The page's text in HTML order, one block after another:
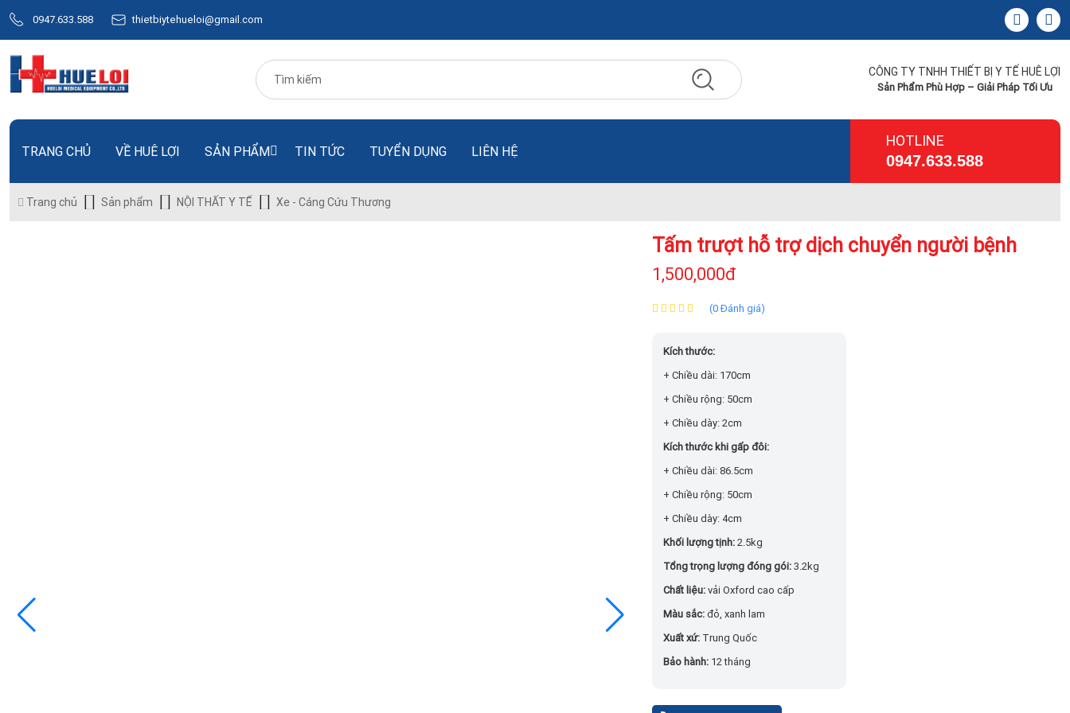
0947.633.588 thietbiytehueloi@gmail.com
CÔNG TY TNHH THIẾT BỊ Y TẾ HUÊ LỢI
Sản Phẩm Phù Hợp – Giải Pháp Tối Ưu
TRANG CHỦ VỀ HUÊ LỢI SẢN PHẨM TIN TỨC TUYỂN DỤNG LIÊN HỆ
HOTLINE
0947.633.588
Trang chủ Sản phẩm NỘI THẤT Y TẾ Xe - Cáng Cứu Thương
Tấm trượt hỗ trợ dịch chuyển người bệnh
1,500,000đ
(0 Đánh giá)
Kích thước:
+ Chiều dài: 170cm
+ Chiều rộng: 50cm
+ Chiều dày: 2cm
Kích thước khi gấp đôi:
+ Chiều dài: 86.5cm
+ Chiều rộng: 50cm
+ Chiều dày: 4cm
Khối lượng tịnh:2.5kg
Tổng trọng lượng đóng gói:3.2kg
Chất liệu:vải Oxford cao cấp
Màu sắc:đỏ, xanh lam
Xuất xứ: Trung Quốc
Bảo hành: 12 tháng